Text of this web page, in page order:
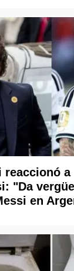
reaccionó a
"Da
en